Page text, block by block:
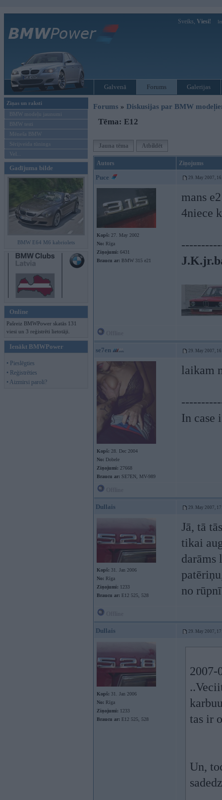
Sveiks, Viesi!
Galvenā Forums Galerijas
Ziņas un raksti
BMW modeļu jaunumi
BMW testi
Mēneša BMW
Sērijveida tūnings
Vel...
Gadījuma bilde
BMW E64 M6 kabriolets
Online
Pašreiz BMWPower skatās 131
viesi un 3 reģistrēti lietotāji.
Ienākt BMWPower
• Pieslēgties
• Reģistrēties
• Aizmirsi paroli?
Forums » Diskusijas par BMW
Tēma: E12
Jauna tēma Atbildēt
Autors Ziņojums
Puce 29. May 2007,
Kopš: 27. May 2002
No: Rīga
Ziņojumi: 6431
Braucu ar: BMW 315 e21
mans
4niece
se7en 29. May 2007,
Kopš: 28. Dec 2004
No: Dobele
Ziņojumi: 27668
Braucu ar: SE7EN, MV-989
laikam
In case
Dullais 29. May 2007,
Kopš: 31. Jan 2006
No: Rīga
Ziņojumi: 1233
Braucu ar: E12 525, 528
Jā, tā
tikai
darāms
no
Dullais 29. May 2007,
Kopš: 31. Jan 2006
No: Rīga
Ziņojumi: 1233
Braucu ar: E12 525, 528
2007-
tas ir
Un,